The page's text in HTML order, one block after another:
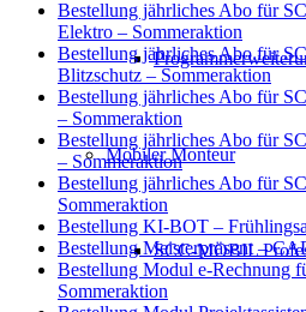
Mobiler Monteur
SCC-MOBIL
Bestellung jährliches Abo für
Elektro – Sommeraktion
Bestellung jährliches Abo für
Blitzschutz – Sommeraktion
Bestellung jährliches Abo für
– Sommeraktion
Bestellung jährliches Abo für
– Sommeraktion
Bestellung jährliches Abo für
Sommeraktion
Bestellung KI-BOT –
Bestellung Meisterpräsent –
Bestellung Modul e-Rechnung
Sommeraktion